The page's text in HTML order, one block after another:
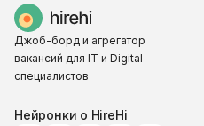
Джоб-борд и агрегатор
вакансий для IT и Digital-
специалистов
Нейронки о HireHi